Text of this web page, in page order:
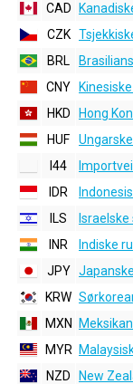
CAD
CZK
BRL
CNY
HKD
Hong
HUF
I44
IDR
ILS
Israelske
INR
Indiske
JPY
KRW
MXN
MYR
NZD
New